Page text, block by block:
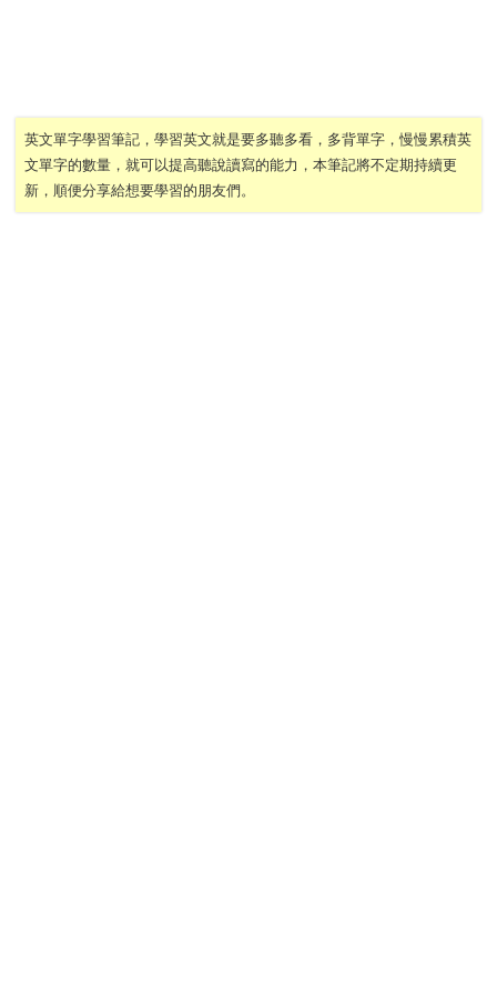
英文單字學習筆記，學習英文就是要多聽多看，多背單字，慢慢累積英
文單字的數量，就可以提高聽說讀寫的能力，本筆記將不定期持續更
新，順便分享給想要學習的朋友們。